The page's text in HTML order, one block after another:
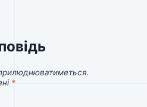
*